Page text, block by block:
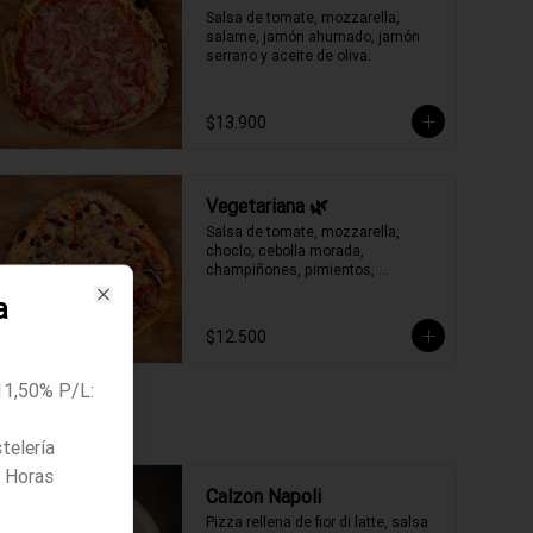
Salsa de tomate, mozzarella,
salame, jamón ahumado, jamón
serrano y aceite de oliva.
$13.900
Vegetariana 🌿
Salsa de tomate, mozzarella,
choclo, cebolla morada,
champiñones, pimientos,
$12.500
Calzon Napoli
Pizza rellena de fior di latte, salsa
P/L:
Close